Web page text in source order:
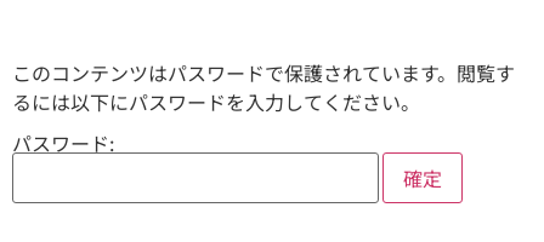
このコンテンツはパスワードで保護されています。閲覧す
るには以下にパスワードを入力してください。
パスワード: